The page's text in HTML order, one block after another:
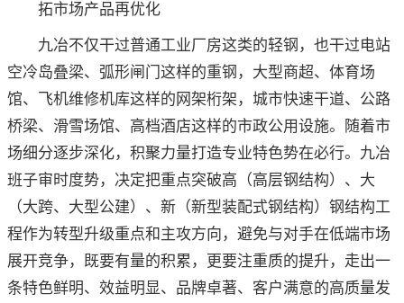
拓市场产品再优化
九冶不仅干过普通工业厂房这类的轻钢，也干过电站
空冷岛叠梁、弧形闸门这样的重钢，大型商超、体育场
馆、飞机维修机库这样的网架桁架，城市快速干道、公路
桥梁、滑雪场馆、高档酒店这样的市政公用设施。随着市
场细分逐步深化，积聚力量打造专业特色势在必行。九冶
班子审时度势，决定把重点突破高（高层钢结构）、大
（大跨、大型公建）、新（新型装配式钢结构）钢结构工
程作为转型升级重点和主攻方向，避免与对手在低端市场
展开竞争，既要有量的积累，更要注重质的提升，走出一
条特色鲜明、效益明显、品牌卓著、客户满意的高质量发